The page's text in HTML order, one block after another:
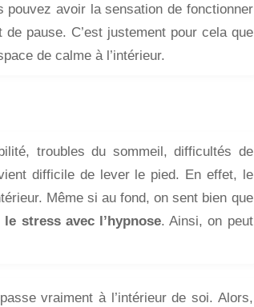
avoir la sensation de fonctionner
pause. C’est justement pour cela que
de calme à l’intérieur.
troubles du sommeil, difficultés de
difficile de lever le pied. En effet, le
Même si au fond, on sent bien que
le stress avec l’hypnose. Ainsi, on peut
vraiment à l’intérieur de soi. Alors,